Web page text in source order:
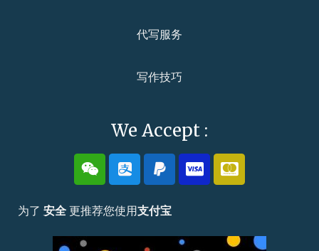
代写服务
写作技巧
We Accept :
为了 安全 更推荐您使用支付宝